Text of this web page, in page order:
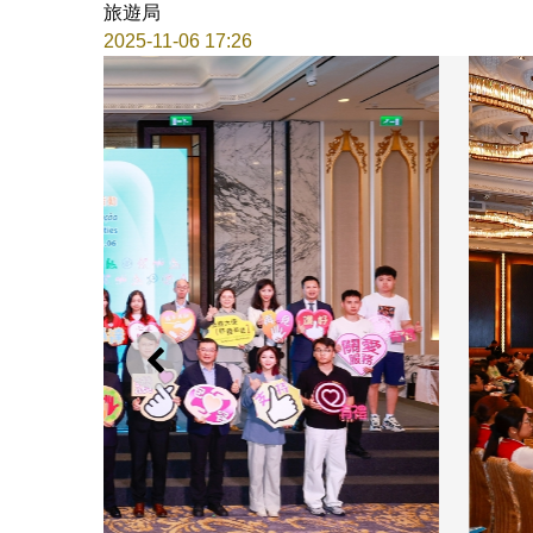
旅遊局
2025-11-06 17:26
上一則